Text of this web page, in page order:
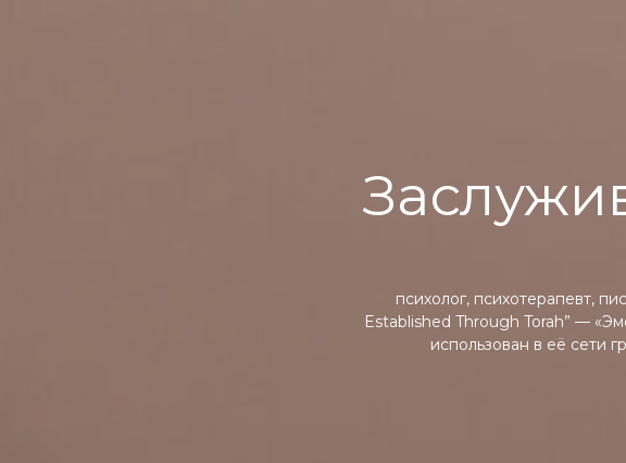
психолог, психотерапевт,
Established Through Torah” —
использован в её сети